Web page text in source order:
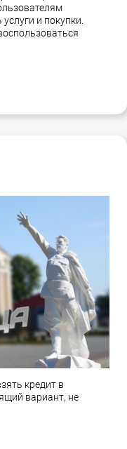
и покупки.
кредит в
вариант, не